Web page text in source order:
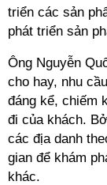
triển các sản
phát triển sản
Ông Nguyễn
cho hay, nhu
đáng kể, chiếm
đi của khách.
các địa danh
gian để khám
khác.